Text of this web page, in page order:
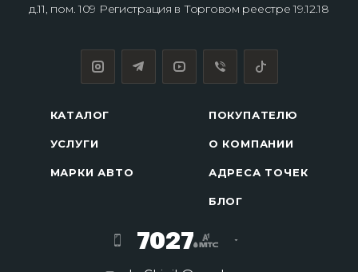
д.11, пом. 109 Регистрация в Торговом реестре 19.12.18
КАТАЛОГ
УСЛУГИ
МАРКИ АВТО
ПОКУПАТЕЛЮ
О КОМПАНИИ
АДРЕСА ТОЧЕК
БЛОГ
7027